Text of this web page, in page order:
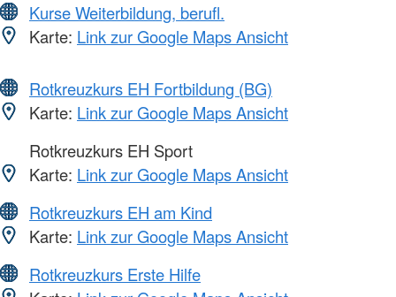
Kurse Weiterbildung, berufl.
Karte: Link zur Google Maps Ansicht
Rotkreuzkurs EH Fortbildung (BG)
Karte: Link zur Google Maps Ansicht
Rotkreuzkurs EH Sport
Karte: Link zur Google Maps Ansicht
Rotkreuzkurs EH am Kind
Karte: Link zur Google Maps Ansicht
Rotkreuzkurs Erste Hilfe